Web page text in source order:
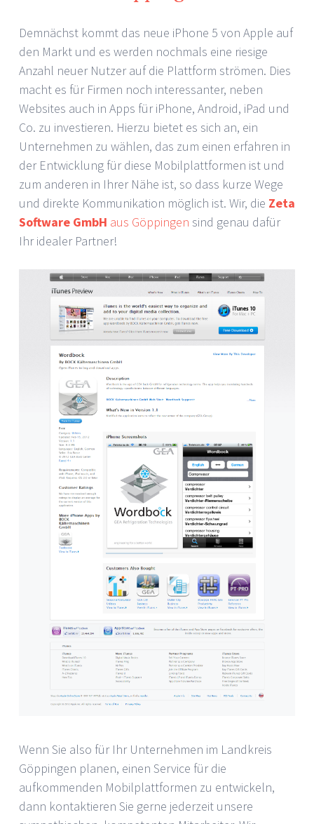
Demnächst kommt das neue iPhone 5 von Apple auf
den Markt und es werden nochmals eine riesige
Anzahl neuer Nutzer auf die Plattform strömen. Dies
macht es für Firmen noch interessanter, neben
Websites auch in Apps für iPhone, Android, iPad und
Co. zu investieren. Hierzu bietet es sich an, ein
Unternehmen zu wählen, das zum einen erfahren in
der Entwicklung für diese Mobilplattformen ist und
zum anderen in Ihrer Nähe ist, so dass kurze Wege
und direkte Kommunikation möglich ist. Wir, die Zeta
Software GmbH aus Göppingen sind genau dafür
Ihr idealer Partner!
Wenn Sie also für Ihr Unternehmen im Landkreis
Göppingen planen, einen Service für die
aufkommenden Mobilplattformen zu entwickeln,
dann kontaktieren Sie gerne jederzeit unsere